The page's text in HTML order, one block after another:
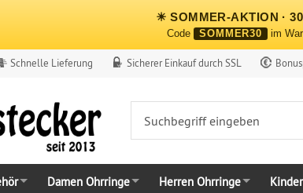
☀ SOMMER-AKTION ·
Code SOMMER30 im
Schnelle Lieferung Sicherer Einkauf durch SSL
Damen Ohrringe Herren Ohrringe